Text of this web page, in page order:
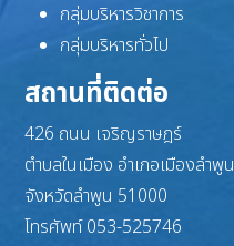
กลุ่มบริหารวิชาการ
กลุ่มบริหารทั่วไป
สถานที่ติดต่อ
426 ถนน เจริญราษฎร์
ตำบลในเมือง อำเภอเมืองลำพูน
จังหวัดลำพูน 51000
โทรศัพท์ 053-525746